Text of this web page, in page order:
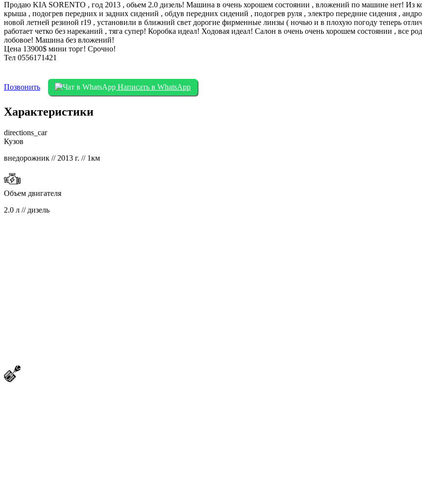
Продаю KIA SORENTO , год 2013 , обьем 2.0 дизель! Машина в очень хорошем состоянии , вложений по машине нет! Из
крыша , подогрев передних и задних сидений , обдув передних сидений , подогрев руля , электро передние сидения ,
новой летней резиной r19 , установили в ближний свет дорогие фирменные линзы ( ночью и в плохую погоду теперь
работает четко без нареканий , тяга супер! Коробка идеал! Ходовая идеал! Салон в очень очень хорошем состоянии , все
лобовое! Машина без вложений!
Цена 13900$ мини торг! Срочно!
Тел 0556171421
Позвонить Написать в WhatsApp
Характеристики
directions_car
Кузов
внедорожник // 2013 г. // 1км
Объем двигателя
2.0 л // дизель